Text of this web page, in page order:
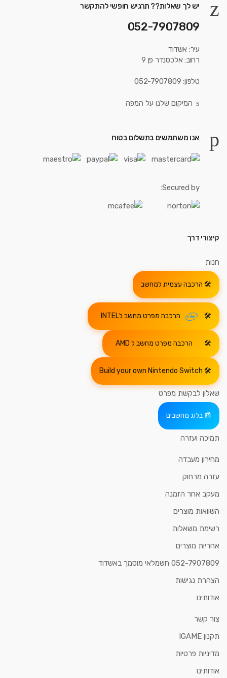
יש לך שאלות?? תרגיש חופשי להתקשר
052-7907809
עיר: אשדוד
רחוב: אלכסנדר פן 9
טלפון: 052-7907809
המיקום שלנו על המפה
אנו משתמשים בתשלום בטוח
Secured by:
קיצורי דרך
חנות
הרכבה עצמית למחשב
הרכבה מפרט מחשב לINTEL
הרכבה מפרט מחשב ל AMD
Build your own Nintendo Switch
שאלון לבקשת מפרט
בלוג מחשבים
תמיכה ועזרה
מחירון מעבדה
עזרה מרחוק
מעקב אחר הזמנה
השוואות מוצרים
רשימת משאלות
אחריות מוצרים
052-7907809 חשמלאי מוסמך באשדוד
הצהרת נגישות
אודותינו
צור קשר
תקנון IGAME
מדיניות פרטיות
אודותינו